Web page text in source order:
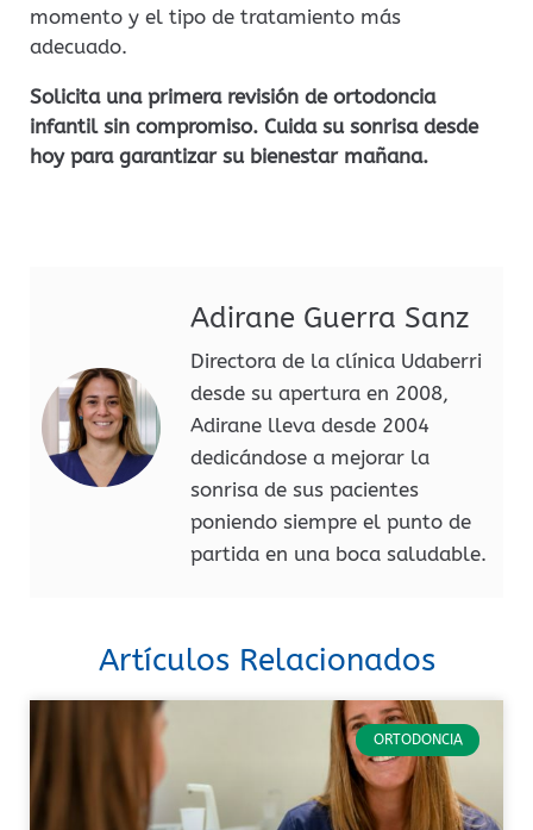
momento y el tipo de tratamiento más
adecuado.
Solicita una primera revisión de ortodoncia
infantil sin compromiso. Cuida su sonrisa desde
hoy para garantizar su bienestar mañana.
Adirane Guerra Sanz
Directora de la clínica Udaberri
desde su apertura en 2008,
Adirane lleva desde 2004
dedicándose a mejorar la
sonrisa de sus pacientes
poniendo siempre el punto de
partida en una boca saludable.
Artículos Relacionados
ORTODONCIA